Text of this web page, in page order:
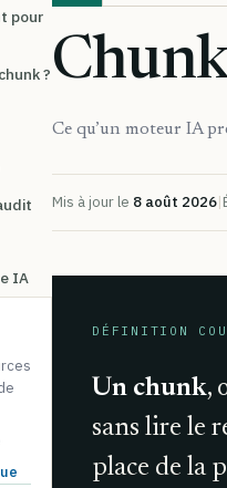
pour
?
IA
Ce qu’un moteur IA
Mis à jour le 8 août 2026|
DÉFINITION
Un chunk,
sans lire le
place de la